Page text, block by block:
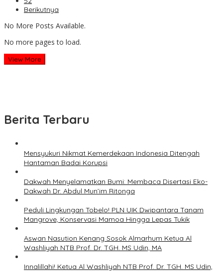
Berikutnya
No More Posts Available.
No more pages to load.
View More
Berita Terbaru
Mensyukuri Nikmat Kemerdekaan Indonesia Ditengah
Hantaman Badai Korupsi
Dakwah Menyelamatkan Bumi: Membaca Disertasi Eko-
Dakwah Dr. Abdul Mun’im Ritonga
Peduli Lingkungan Tobelo! PLN UIK Dwipantara Tanam
Mangrove, Konservasi Mamoa Hingga Lepas Tukik
Aswan Nasution Kenang Sosok Almarhum Ketua Al
Washliyah NTB Prof. Dr. TGH. MS Udin, MA
Innalillahi! Ketua Al Washliyah NTB Prof. Dr. TGH. MS Udin,